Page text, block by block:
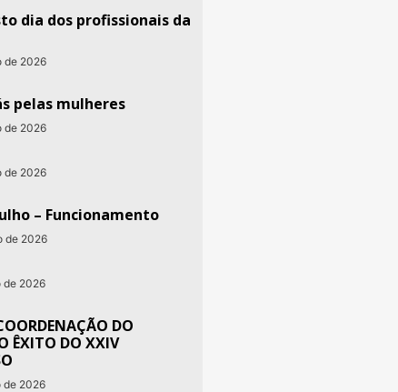
dia dos profissionais da
de 2026
pelas mulheres
de 2026
de 2026
– Funcionamento
de 2026
de 2026
DO
ÊXITO DO XXIV
de 2026